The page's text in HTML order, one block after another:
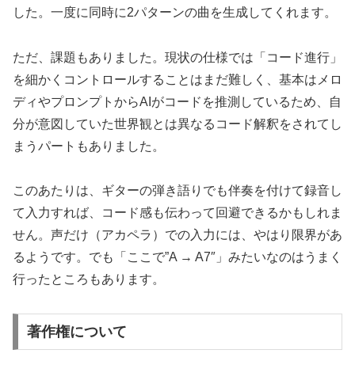
した。一度に同時に2パターンの曲を生成してくれます。
ただ、課題もありました。現状の仕様では「コード進行」
を細かくコントロールすることはまだ難しく、基本はメロ
ディやプロンプトからAIがコードを推測しているため、自
分が意図していた世界観とは異なるコード解釈をされてし
まうパートもありました。
このあたりは、ギターの弾き語りでも伴奏を付けて録音し
て入力すれば、コード感も伝わって回避できるかもしれま
せん。声だけ（アカペラ）での入力には、やはり限界があ
るようです。でも「ここで”A → A7″」みたいなのはうまく
行ったところもあります。
著作権について